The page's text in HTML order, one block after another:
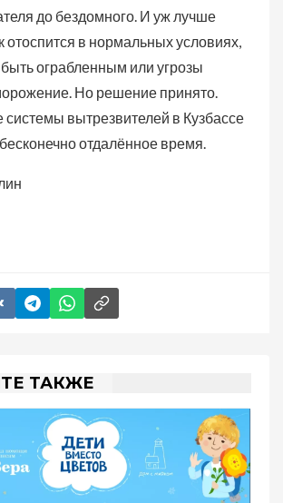
до бездомного. И уж лучше
отоспится в нормальных условиях,
быть ограбленным или угрозы
Но решение принято.
вытрезвителей в Кузбассе
отдалённое время.
ТАКЖЕ